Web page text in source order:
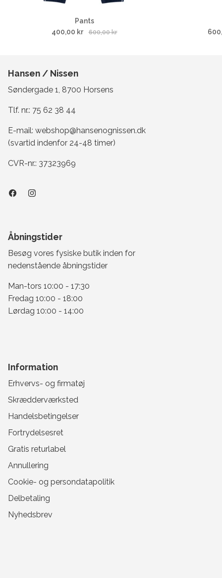
Pants
400,00 kr
600,00 kr
Hansen / Nissen
Søndergade 1, 8700 Horsens
Tlf. nr.: 75 62 38 44
E-mail: webshop@hansenognissen.dk
(svartid indenfor 24-48 timer)
CVR-nr.: 37323969
Åbningstider
Besøg vores fysiske butik inden for
nedenstående åbningstider
Man-tors 10:00 - 17:30
Fredag 10:00 - 18:00
Lørdag 10:00 - 14:00
Information
Erhvervs- og firmatøj
Skrædderværksted
Handelsbetingelser
Fortrydelsesret
Gratis returlabel
Annullering
Cookie- og persondatapolitik
Delbetaling
Nyhedsbrev